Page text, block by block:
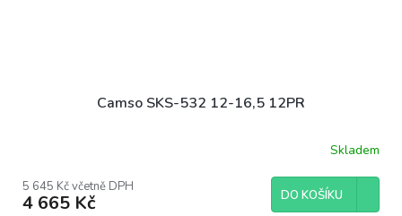
Camso SKS-532 12-16,5 12PR
Skladem
5 645 Kč včetně DPH
4 665 Kč DO KOŠÍKU